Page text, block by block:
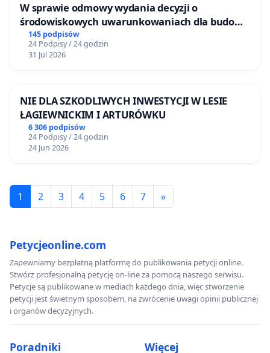
W sprawie odmowy wydania decyzji o
środowiskowych uwarunkowaniach dla budowy
zakładu wytwarzania biometanu „Krynki” w
Ostrowiu Południowym oraz ochrony
mieszkańców i Puszczy Knyszyńskiej
145 podpisów
24 Podpisy / 24 godzin
31 Jul 2026
NIE DLA SZKODLIWYCH INWESTYCJI W LESIE
ŁAGIEWNICKIM I ARTURÓWKU
6 306 podpisów
24 Podpisy / 24 godzin
24 Jun 2026
1 2 3 4 5 6 7 »
Petycjeonline.com
Zapewniamy bezpłatną platformę do publikowania petycji online.
Stwórz profesjonalną petycję on-line za pomocą naszego serwisu.
Petycje są publikowane w mediach każdego dnia, więc stworzenie
petycji jest świetnym sposobem, na zwrócenie uwagi opinii publicznej
i organów decyzyjnych.
Poradniki Więcej